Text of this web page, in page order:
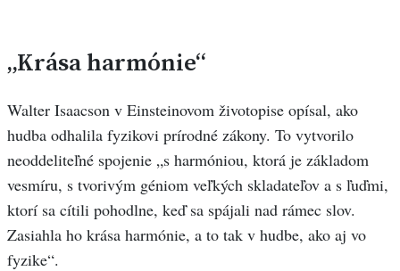
„Krása harmónie“
Walter Isaacson v Einsteinovom životopise opísal, ako
hudba odhalila fyzikovi prírodné zákony. To vytvorilo
neoddeliteľné spojenie „s harmóniou, ktorá je základom
vesmíru, s tvorivým géniom veľkých skladateľov a s ľuďmi,
ktorí sa cítili pohodlne, keď sa spájali nad rámec slov.
Zasiahla ho krása harmónie, a to tak v hudbe, ako aj vo
fyzike“.